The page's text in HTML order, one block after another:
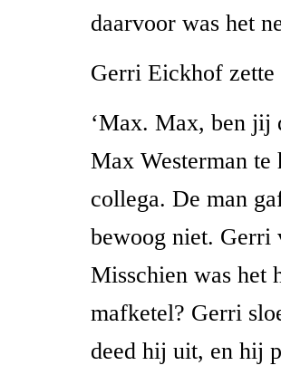
daarvoor was het
Gerri Eickhof zette
‘Max. Max, ben jij
Max Westerman te
collega. De man
bewoog niet. Gerri
Misschien was het
mafketel? Gerri
deed hij uit, en hij